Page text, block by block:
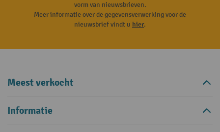
vorm van nieuwsbrieven.
Meer informatie over de gegevensverwerking voor de
nieuwsbrief vindt u hier.
Meest verkocht
Informatie